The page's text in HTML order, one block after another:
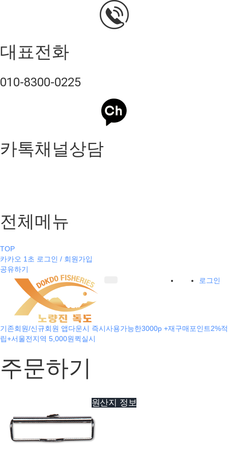
대표전화
010-8300-0225
카톡채널상담
전체메뉴
TOP
카카오 1초 로그인 / 회원가입
공유하기
로그인
기존회원/신규회원 앱다운시 즉시사용가능한3000p +재구매포인트2%적
립+서울전지역 5,000원퀵실시
주문하기
원산지 정보